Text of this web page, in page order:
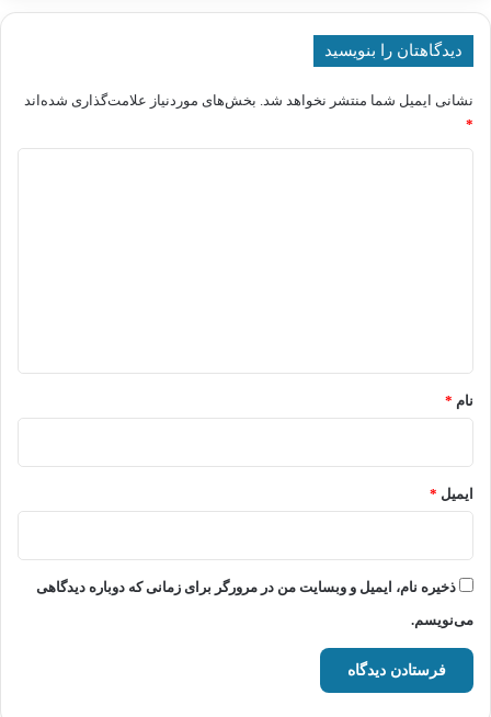
دیدگاهتان را بنویسید
نشانی ایمیل شما منتشر نخواهد شد. بخش‌های موردنیاز علامت‌گذاری شده‌اند
*
نام *
ایمیل *
ذخیره نام، ایمیل و وبسایت من در مرورگر برای زمانی که دوباره دیدگاهی
می‌نویسم.